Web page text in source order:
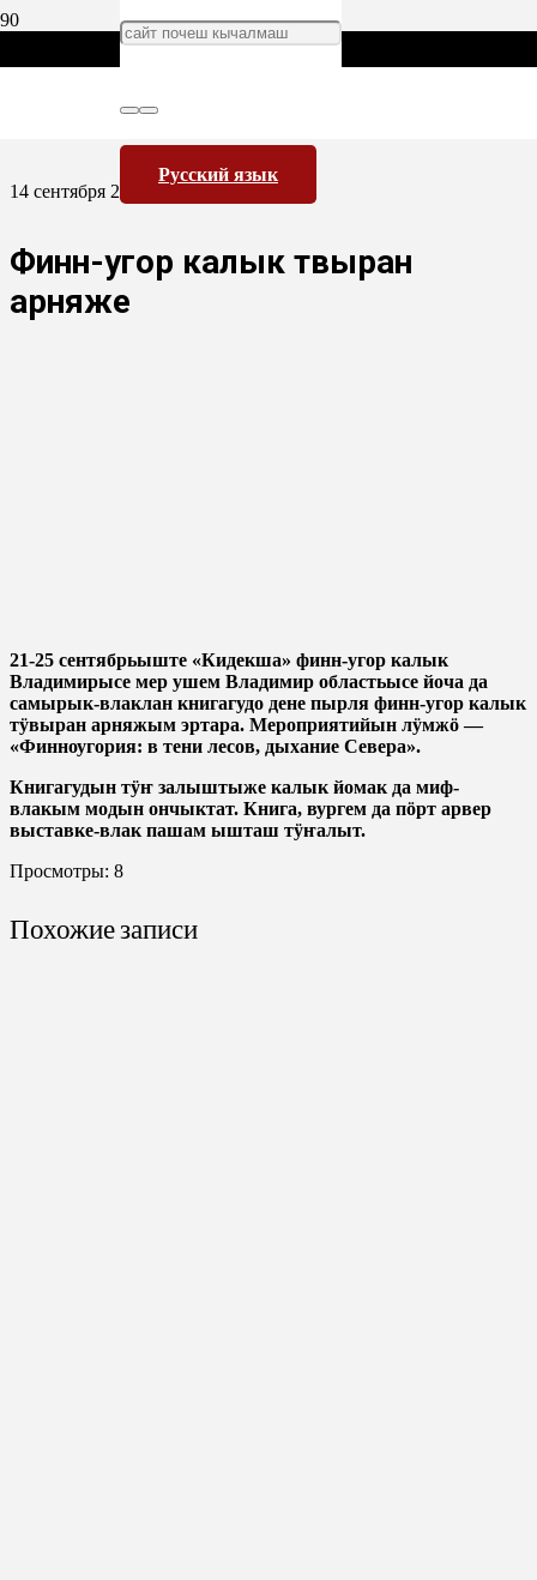
Русский язык
14 сентября 2015
Финн-угор калык тӱвыран
арняже
21-25 сентябрьыште «Кидекша» финн-угор калык
Владимирысе мер ушем Владимир областьысе йоча да
самырык-влаклан книгагудо дене пырля финн-угор калык
тӱвыран арняжым эртара. Мероприятийын лӱмжӧ —
«Финноугория: в тени лесов, дыхание Севера».
Книгагудын тӱҥ залыштыже калык йомак да миф-
влакым модын ончыктат. Книга, вургем да пӧрт арвер
выставке-влак пашам ышташ тӱҥалыт.
Просмотры: 8
Похожие записи